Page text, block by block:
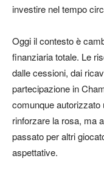
investire nel tempo
Oggi il contesto è
finanziaria totale. Le
dalle cessioni, dai
partecipazione in
comunque autorizzato
rinforzare la rosa, ma
passato per altri
aspettative.